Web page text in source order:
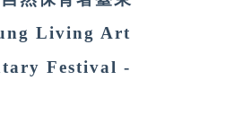
Living Art
Festival -